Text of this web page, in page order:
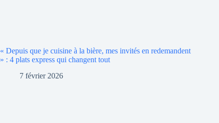
« Depuis que je cuisine à la bière, mes invités en redemandent
» : 4 plats express qui changent tout
7 février 2026